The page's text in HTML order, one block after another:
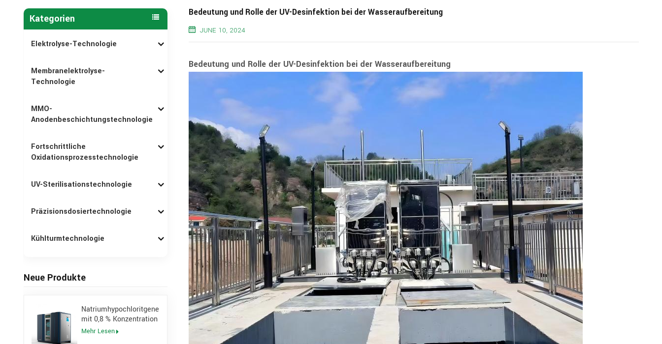
Kategorien
Elektrolyse-Technologie
Membranelektrolyse-
Technologie
MMO-
Anodenbeschichtungstechnologie
Fortschrittliche
Oxidationsprozesstechnologie
UV-Sterilisationstechnologie
Präzisionsdosiertechnologie
Kühlturmtechnologie
Neue Produkte
Natriumhypochloritgenerator
mit 0,8 % Konzentration
vor Ort für Kraftwerke
Mehr Lesen
Bedeutung und Rolle der UV-Desinfektion bei der Wasseraufbereitung
JUNE 10, 2024
Bedeutung und Rolle der UV-Desinfektion bei der Wasseraufbereitung